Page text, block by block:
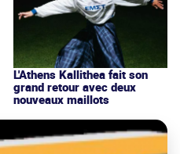
L'Athens Kallithea fait son
grand retour avec deux
nouveaux maillots